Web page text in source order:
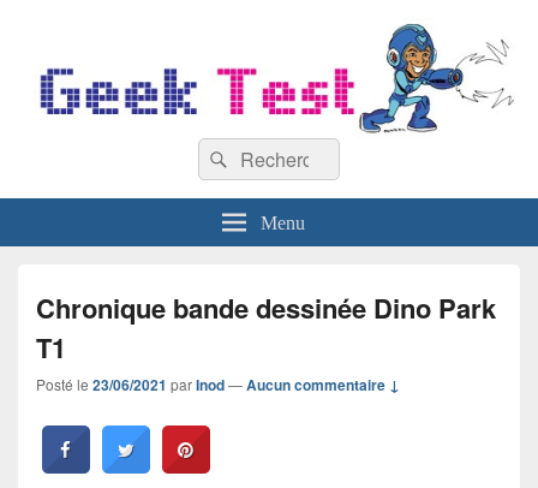
Recherche :
Rechercher
Menu
Chronique bande dessinée Dino Park
T1
Posté le 23/06/2021 parInod—Aucun commentaire ↓